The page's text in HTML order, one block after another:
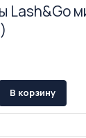
Lash&Go
В корзину